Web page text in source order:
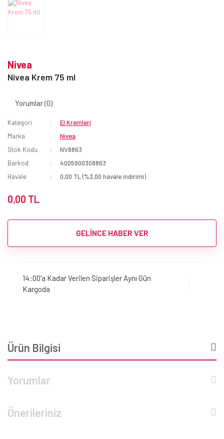
Nivea
Nivea Krem 75 ml
Yorumlar (0)
Kategori
El Kremleri
Marka
Nivea
Stok Kodu
NV8863
Barkod
4005900308863
Havale
0,00 TL (%3,00 havale indirimi)
0,00 TL
GELİNCE HABER VER
14:00'a Kadar Verilen Siparişler Aynı Gün
Kargoda
Ürün Bilgisi
Yorumlar
Önerileriniz